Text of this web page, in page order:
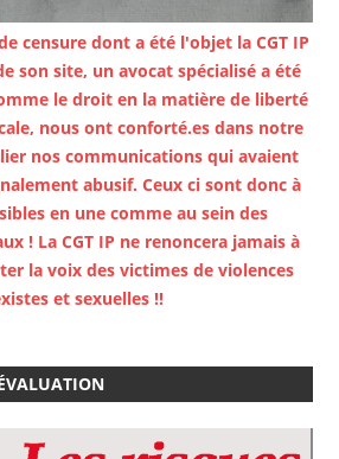
censure dont a été l'objet la CGT IP
son site, un avocat spécialisé a été
le droit en la matière de liberté
nous ont conforté.es dans notre
nos communications qui avaient
abusif. Ceux ci sont donc à
en une comme au sein des
! La CGT IP ne renoncera jamais à
la voix des victimes de violences
et sexuelles !!